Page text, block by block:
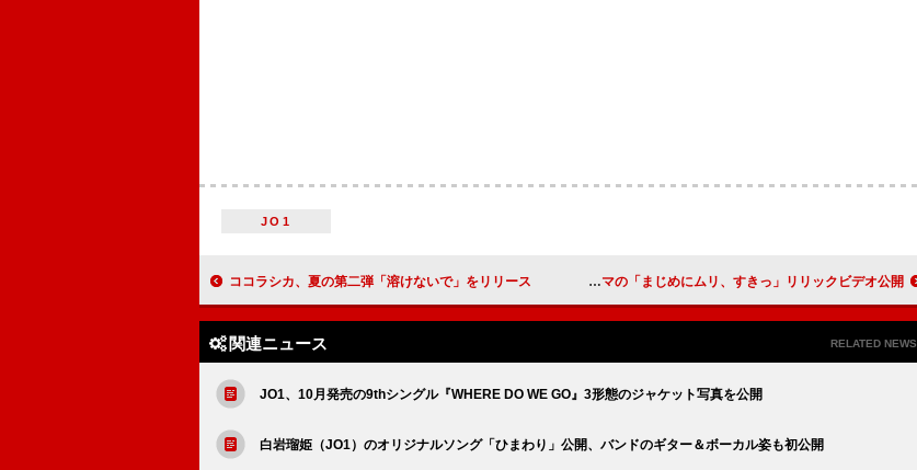
JO1
ココラシカ、夏の第二弾「溶けないで」をリリース 堀江由衣、“推し活”がテーマの「まじめにムリ、すきっ」リリックビデオ公開
関連ニュース RELATED NEWS
JO1、10月発売の9thシングル『WHERE DO WE GO』3形態のジャケット写真を公開
白岩瑠姫（JO1）のオリジナルソング「ひまわり」公開、バンドのギター＆ボーカル姿も初公開